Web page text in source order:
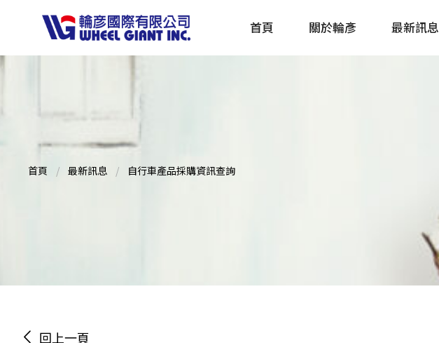
首頁 關於輪彥 最新訊息
首頁 最新訊息 自行車產品採購資訊查詢
回上一頁